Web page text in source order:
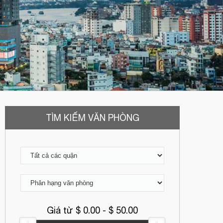
TÌM KIẾM VĂN PHÒNG
Giá từ $ 0.00 - $ 50.00